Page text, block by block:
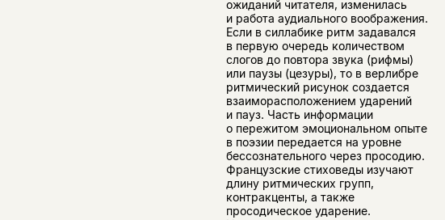
ожиданий читателя, изменилась
и работа аудиального воображения.
Если в силлабике ритм задавался
в первую очередь количеством
слогов до повтора звука (рифмы)
или паузы (цезуры), то в верлибре
ритмический рисунок создается
взаиморасположением ударений
и пауз. Часть информации
о пережитом эмоциональном опыте
в поэзии передается на уровне
бессознательного через просодию.
Французские стиховеды изучают
длину ритмических групп,
контракценты, а также
просодическое ударение.